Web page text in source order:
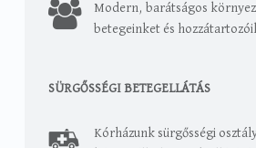
Modern, barátságos
betegeinket és
SÜRGŐSSÉGI BETEGELLÁTÁS
Kórházunk sürgősségi